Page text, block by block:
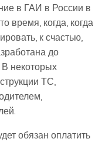
в ГАИ в России в
время, когда, когда
к счастью,
до
некоторых
ТС,
обязан оплатить